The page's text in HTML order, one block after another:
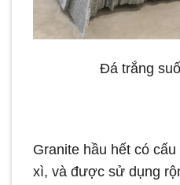
Đá trắng
Granite hầu hết có
xì, và được sử dụng